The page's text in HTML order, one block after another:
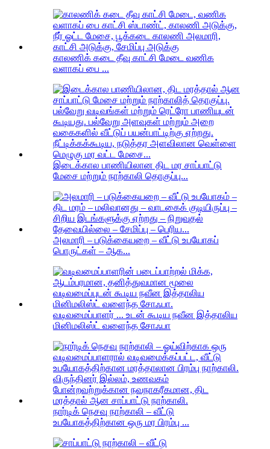
காலணிக் கடை தீவு காட்சி மேடை வணிக
வளாகப் பை ...
இடைக்கால பாணியிலான திட மர சாப்பாட்டு
மேசை மற்றும் நாற்காலி தொகுப்பு...
அலமாரி – படுக்கையறை – வீட்டு உபயோகப்
பொருட்கள் – ஆக...
வடிவமைப்பாளர் ... உடன் கூடிய நவீன இத்தாலிய
மினிமலிஸ்ட் வளைந்த சோஃபா
நார்டிக் நெசவு நாற்காலி – வீட்டு
உபயோகத்திற்கான ஒரு மர பிரம்பு ...